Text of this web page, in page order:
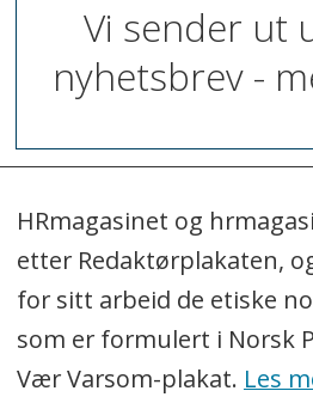
Vi sender ut
nyhetsbrev -
HRmagasinet og
etter Redaktørplakaten,
for sitt arbeid de etiske
som er formulert i Norsk
Vær Varsom-plakat. Les